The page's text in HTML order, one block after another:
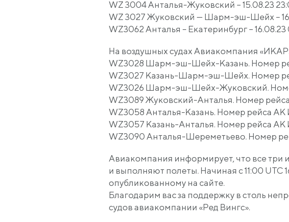
WZ 3004 Анталья-Жуковский – 15.08.23
WZ 3027 Жуковский — Шарм-эш-Шейх –
WZ3062 Анталья – Екатеринбург – 16.08.23
На воздушных судах Авиакомпания «ИКАР
WZ3028 Шарм-эш-Шейх-Казань. Номер
WZ3027 Казань-Шарм-эш-Шейх. Номер
WZ3026 Шарм-эш-Шейх-Жуковский.
WZ3089 Жуковский-Анталья. Номер
WZ3058 Анталья-Казань. Номер рейса АК
WZ3057 Казань-Анталья. Номер рейса АК
WZ3090 Анталья-Шереметьево. Номер
Авиакомпания информирует, что все
и выполняют полеты. Начиная с 11:00
опубликованному на сайте.
Благодарим вас за поддержку в столь
судов авиакомпании «Ред Вингс».